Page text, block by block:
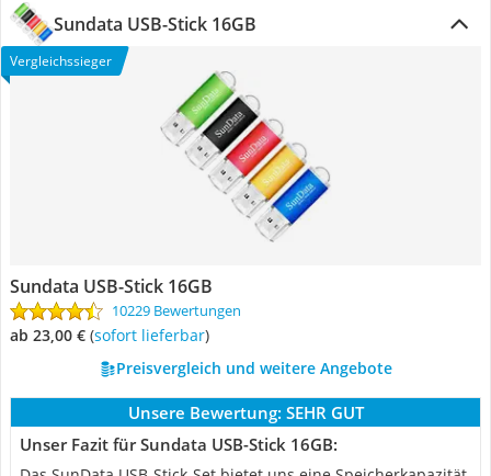
Sundata USB-Stick 16GB
Vergleichssieger
Sundata USB-Stick 16GB
10229 Bewertungen
ab 23,00 € ( Sofort lieferbar)
Preisvergleich und weitere Angebote
Unsere Bewertung: SEHR GUT
Unser Fazit für Sundata USB-Stick 16GB: